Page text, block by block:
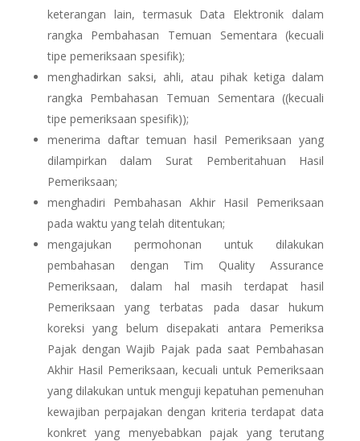
keterangan lain, termasuk Data Elektronik dalam
rangka Pembahasan Temuan Sementara (kecuali
tipe pemeriksaan spesifik);
menghadirkan saksi, ahli, atau pihak ketiga dalam
rangka Pembahasan Temuan Sementara ((kecuali
tipe pemeriksaan spesifik));
menerima daftar temuan hasil Pemeriksaan yang
dilampirkan dalam Surat Pemberitahuan Hasil
Pemeriksaan;
menghadiri Pembahasan Akhir Hasil Pemeriksaan
pada waktu yang telah ditentukan;
mengajukan permohonan untuk dilakukan
pembahasan dengan Tim Quality Assurance
Pemeriksaan, dalam hal masih terdapat hasil
Pemeriksaan yang terbatas pada dasar hukum
koreksi yang belum disepakati antara Pemeriksa
Pajak dengan Wajib Pajak pada saat Pembahasan
Akhir Hasil Pemeriksaan, kecuali untuk Pemeriksaan
yang dilakukan untuk menguji kepatuhan pemenuhan
kewajiban perpajakan dengan kriteria terdapat data
konkret yang menyebabkan pajak yang terutang